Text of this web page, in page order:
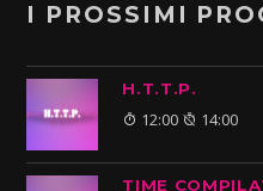
I PROSSIMI
H.T.T.P.
12:00 14:00
TIME